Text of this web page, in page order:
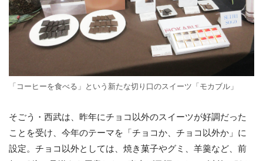
「コーヒーを食べる」という新たな切り口のスイーツ「モカブル」
そごう・西武は、昨年にチョコ以外のスイーツが好調だった
ことを受け、今年のテーマを「チョコか、チョコ以外か」に
設定。チョコ以外としては、焼き菓子やグミ、羊羹など、前